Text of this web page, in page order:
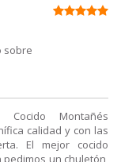
sobre
Montañés
calidad y con las
El mejor cocido
pedimos un chuletón,